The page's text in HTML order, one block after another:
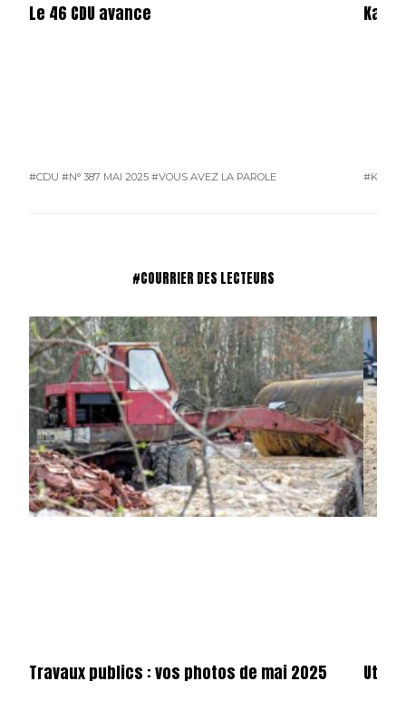
Le 46 CDU avance
#CDU #N° 387 MAI 2025 #VOUS AVEZ LA PAROLE
#COURRIER DES LECTEURS
Travaux publics : vos photos de mai 2025